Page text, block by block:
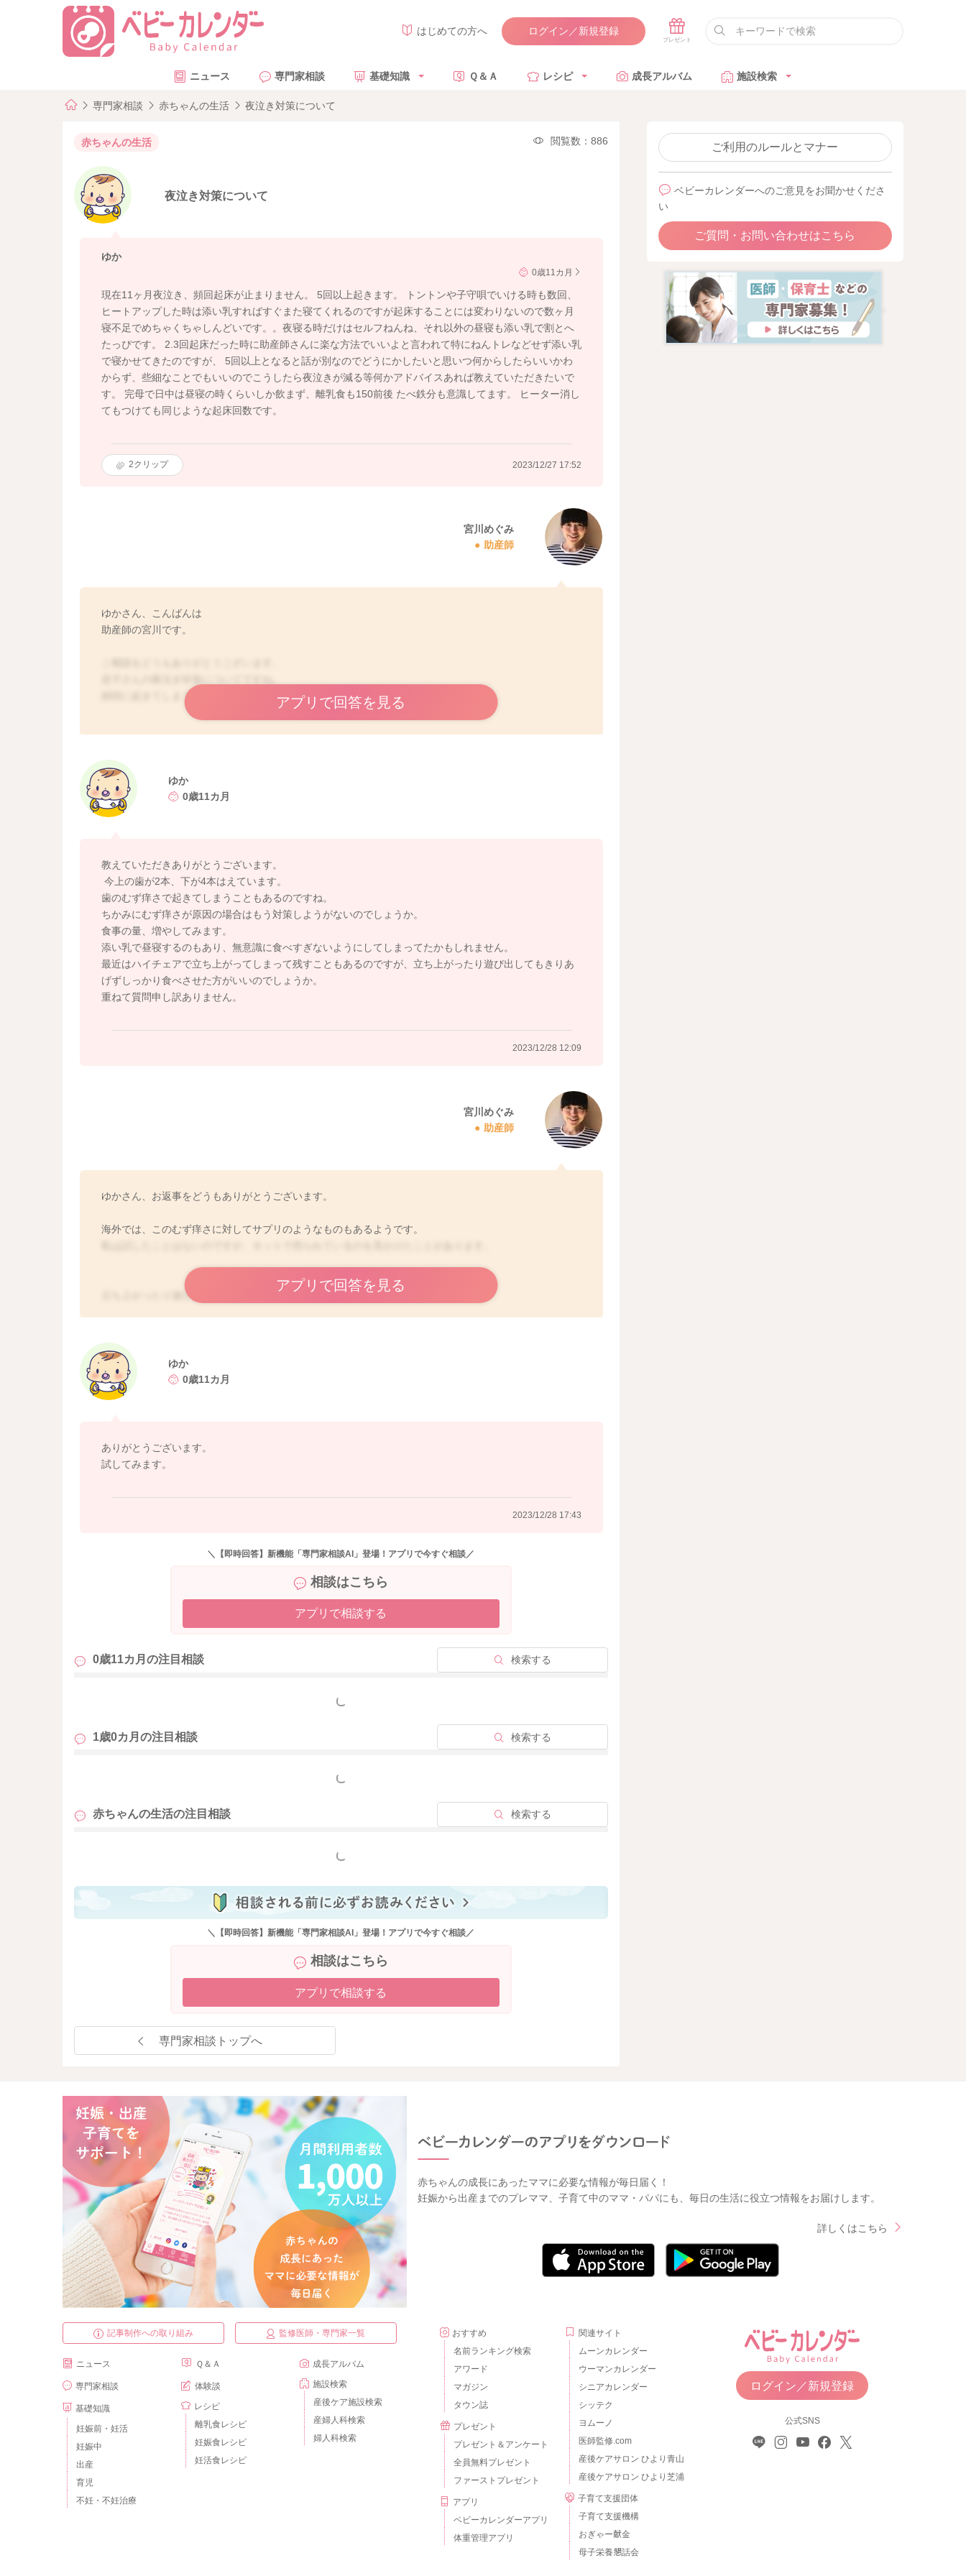
はじめての方へ ログイン／新規登録
ニュース 専門家相談 基礎知識 Ｑ＆Ａ レシピ 成長アルバム 施設検索
専門家相談 赤ちゃんの生活 夜泣き対策について
赤ちゃんの生活 閲覧数：886
夜泣き対策について
ゆか
0歳11カ月
現在11ヶ月夜泣き、頻回起床が止まりません。 5回以上起きます。 トントンや子守唄でいける時も数回、
ヒートアップした時は添い乳すればすぐまた寝てくれるのですが起床することには変わりないので数ヶ月
寝不足でめちゃくちゃしんどいです。。夜寝る時だけはセルフねんね、それ以外の昼寝も添い乳で割とへ
たっぴです。 2.3回起床だった時に助産師さんに楽な方法でいいよと言われて特にねんトレなどせず添い乳
で寝かせてきたのですが、 5回以上となると話が別なのでどうにかしたいと思いつ何からしたらいいかわ
からず、些細なことでもいいのでこうしたら夜泣きが減る等何かアドバイスあれば教えていただきたいで
す。 完母で日中は昼寝の時くらいしか飲まず、離乳食も150前後 たべ鉄分も意識してます。 ヒーター消し
てもつけても同じような起床回数です。
2クリップ 2023/12/27 17:52
宮川めぐみ
助産師
ゆかさん、こんばんは
助産師の宮川です。
頻回に起きてしまうということで、とても大変だと思います。
おっぱいをもらうことで、気がまぎれるようになるので、それでまた眠りにつけるということもありま
す。
息子さんのお口の中の様子はいかがでしょうか？
また日中はお昼寝の時ぐらいしか、おっぱいを飲まないということなので、その分夜中に飲んでいること
もあるのかなとも思いました。
離乳食もよく食べてくれているように思うのですが、もしご飯やお野菜をもう少し増やしてみると食べて
くれそうな様子もあるようでしたら、増やされるのもいいかもしれません。
そうすると夜中に起きることも変わることはないかなと思いました。
おっぱいを飲んでくれて、お腹を満たす、摂取エネルギー量を増やしてみることで、夜間のねんねが変わ
ることもあると思うのですが、おっぱいよりは食べることのほうが良さそうかなと思いましたので、試さ
れてみるのはどうかと思いました。
アプリで回答を見る
2023/12/27 21:43
ゆか
0歳11カ月
教えていただきありがとうございます。
今上の歯が2本、下が4本はえています。
歯のむず痒さで起きてしまうこともあるのですね。
ちかみにむず痒さが原因の場合はもう対策しようがないのでしょうか。
食事の量、増やしてみます。
添い乳で昼寝するのもあり、無意識に食べすぎないようにしてしまってたかもしれません。
最近はハイチェアで立ち上がってしまって残すこともあるのですが、立ち上がったり遊び出してもきりあ
げずしっかり食べさせた方がいいのでしょうか。
重ねて質問申し訳ありません。
2023/12/28 12:09
宮川めぐみ
助産師
ゆかさん、お返事をどうもありがとうございます。
海外では、このむず痒さに対してサプリのようなものもあるようです。
立ち上がったり遊び出してもきりあげずしっかり食べさせた方がいいのでしょうか。
ぶことを増やしてみていただくのもいいかもしれませんね。
そうするともう少し食べるスイッチが入るようになるかもしれません。
どうぞよろしくお願いします。
アプリで回答を見る
ゆか
0歳11カ月
ありがとうございます。
試してみます。
2023/12/28 17:43
＼【即時回答】新機能「専門家相談AI」登場！アプリで今すぐ相談／
相談はこちら
アプリで相談する
0歳11カ月の注目相談 検索する
もっと見る
1歳0カ月の注目相談 検索する
もっと見る
赤ちゃんの生活の注目相談 検索する
もっと見る
＼【即時回答】新機能「専門家相談AI」登場！アプリで今すぐ相談／
相談はこちら
アプリで相談する
専門家相談トップへ
ご利用のルールとマナー
ベビーカレンダーへのご意見をお聞かせくださ
い
ご質問・お問い合わせはこちら
赤ちゃんの成長にあったママに必要な情報が毎日届く！
妊娠から出産までのプレママ、子育て中のママ・パパにも、毎日の生活に役立つ情報をお届けします。
詳しくはこちら
記事制作への取り組み 監修医師・専門家一覧
ニュース
専門家相談
基礎知識
妊娠前・妊活
妊娠中
出産
育児
不妊・不妊治療
Ｑ＆Ａ
体験談
レシピ
離乳食レシピ
妊娠食レシピ
妊活食レシピ
成長アルバム
施設検索
産後ケア施設検索
産婦人科検索
婦人科検索
おすすめ
名前ランキング検索
アワード
マガジン
タウン誌
プレゼント
プレゼント＆アンケート
全員無料プレゼント
ファーストプレゼント
アプリ
ベビーカレンダーアプリ
体重管理アプリ
関連サイト
ムーンカレンダー
ウーマンカレンダー
シニアカレンダー
シッテク
ヨムーノ
医師監修.com
産後ケアサロン ひより青山
産後ケアサロン ひより芝浦
子育て支援団体
子育て支援機構
おぎゃー献金
母子栄養懇話会
ログイン／新規登録
公式SNS